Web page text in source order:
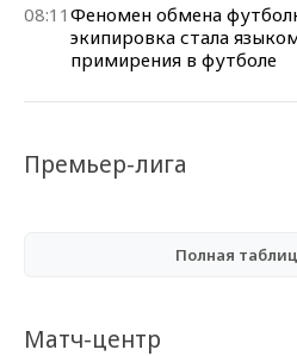
08:11 Феномен обмена
экипировка стала
примирения в футболе
Премьер-лига
Полная
Матч-центр